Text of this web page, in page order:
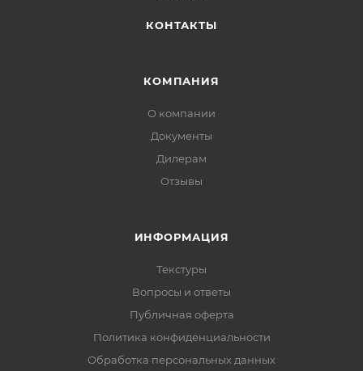
КОНТАКТЫ
КОМПАНИЯ
О компании
Документы
Дилерам
Отзывы
ИНФОРМАЦИЯ
Текстуры
Вопросы и ответы
Публичная оферта
Политика конфиденциальности
Обработка персональных данных